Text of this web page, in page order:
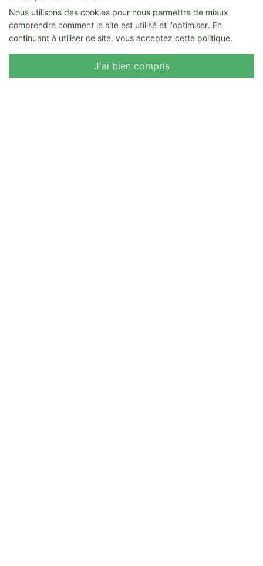
Viandes Lait
Nous utilisons des cookies pour nous permettre de mieux
comprendre comment le site est utilisé et l'optimiser. En
continuant à utiliser ce site, vous acceptez cette politique.
J'ai bien compris